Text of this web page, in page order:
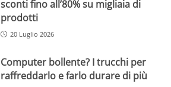
sconti fino all’80% su migliaia di
prodotti
20 Luglio 2026
Computer bollente? I trucchi per
raffreddarlo e farlo durare di più